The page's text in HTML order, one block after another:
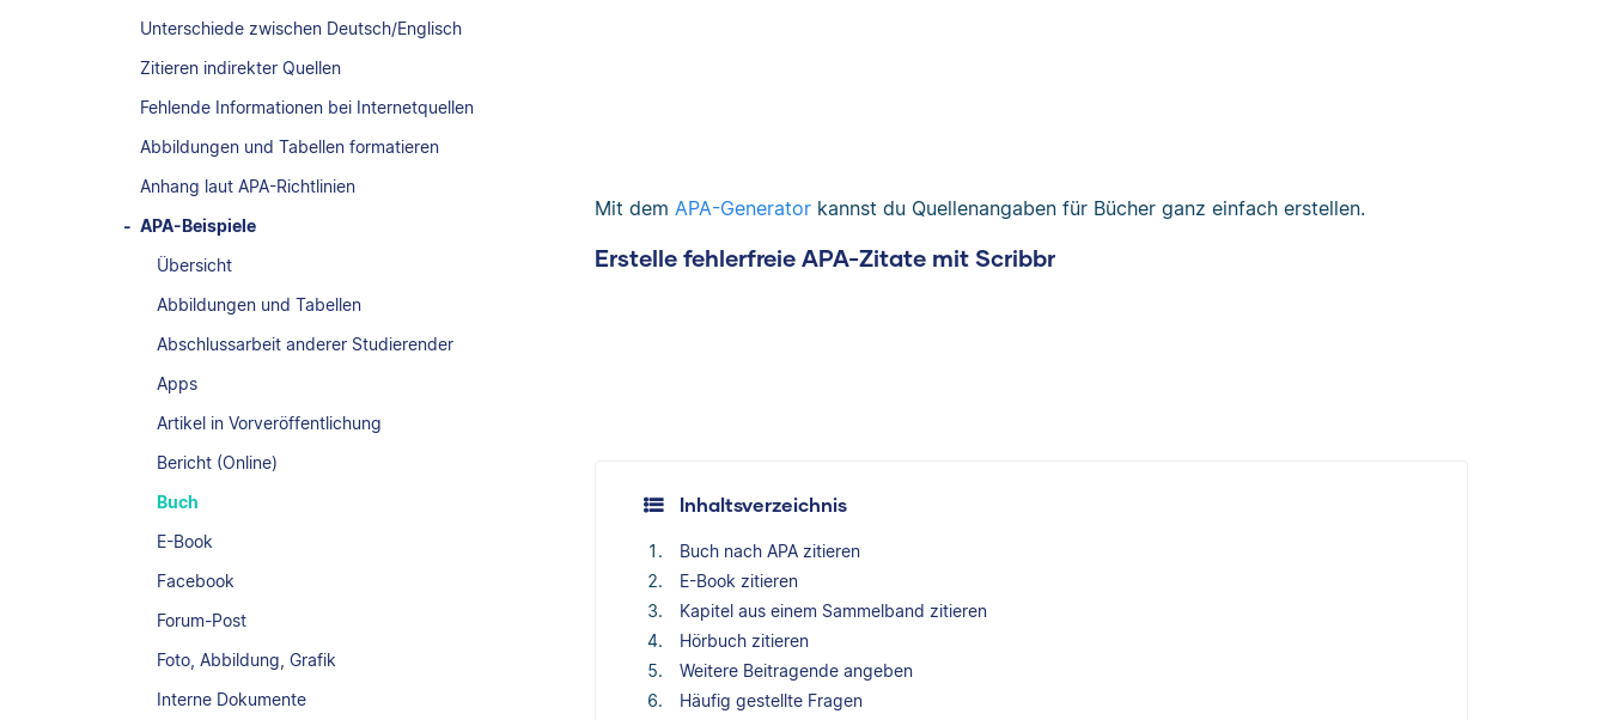
Unterschiede zwischen Deutsch/Englisch
Zitieren indirekter Quellen
Fehlende Informationen bei Internetquellen
Abbildungen und Tabellen formatieren
Anhang laut APA-Richtlinien
APA-Beispiele
Übersicht
Abbildungen und Tabellen
Abschlussarbeit anderer Studierender
Apps
Artikel in Vorveröffentlichung
Bericht (Online)
Buch
E-Book
Facebook
Forum-Post
Foto, Abbildung, Grafik
Interne Dokumente
Mit dem APA-Generator kannst du Quellenangaben für Bücher ganz einfach erstellen.
Erstelle fehlerfreie APA-Zitate mit Scribbr
Inhaltsverzeichnis
Buch nach APA zitieren
E-Book zitieren
Kapitel aus einem Sammelband zitieren
Hörbuch zitieren
Weitere Beitragende angeben
Häufig gestellte Fragen